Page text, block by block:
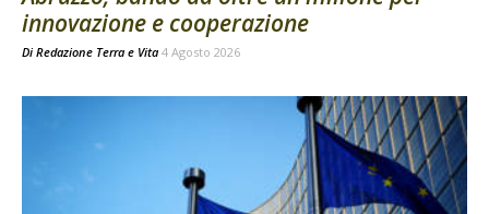
innovazione e cooperazione
Di Redazione Terra e Vita 4 Agosto 2026